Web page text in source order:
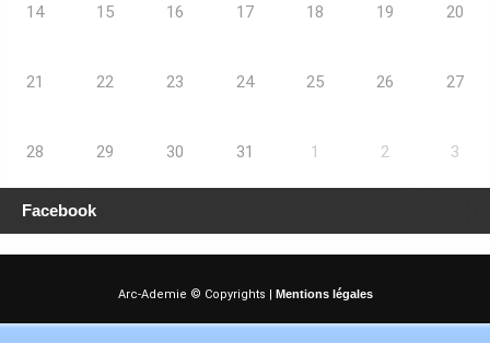
14 15 16 17 18 19 20
21 22 23 24 25 26 27
28 29 30 31 1 2 3
Facebook
Arc-Ademie © Copyrights | Mentions légales